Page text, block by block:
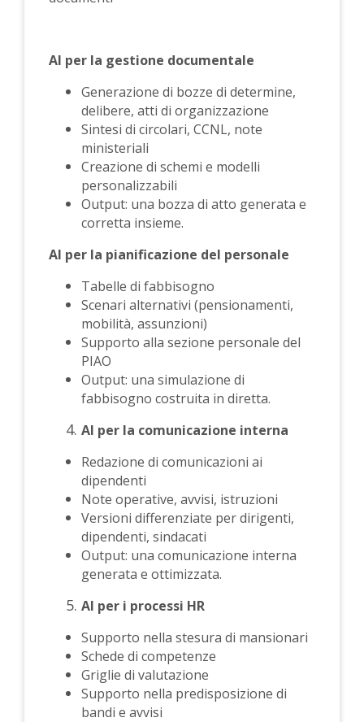
AI per la gestione documentale
Generazione di bozze di determine,
delibere, atti di organizzazione
Sintesi di circolari, CCNL, note
ministeriali
Creazione di schemi e modelli
personalizzabili
Output: una bozza di atto generata e
corretta insieme.
AI per la pianificazione del personale
Tabelle di fabbisogno
Scenari alternativi (pensionamenti,
mobilità, assunzioni)
Supporto alla sezione personale del
PIAO
Output: una simulazione di
fabbisogno costruita in diretta.
AI per la comunicazione interna
Redazione di comunicazioni ai
dipendenti
Note operative, avvisi, istruzioni
Versioni differenziate per dirigenti,
dipendenti, sindacati
Output: una comunicazione interna
generata e ottimizzata.
AI per i processi HR
Supporto nella stesura di mansionari
Schede di competenze
Griglie di valutazione
Supporto nella predisposizione di
bandi e avvisi